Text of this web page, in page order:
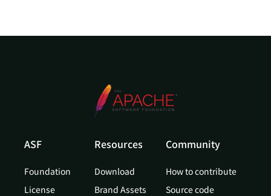
ASF
Foundation
License
Resources
Download
Brand Assets
Community
How to contribute
Source code